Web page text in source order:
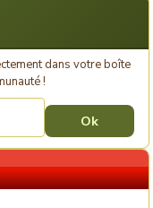
dans votre boîte
!